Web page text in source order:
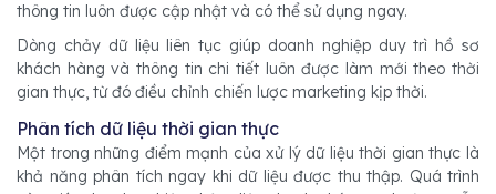
thông tin luôn được cập nhật và có thể sử dụng ngay.
Dòng chảy dữ liệu liên tục giúp doanh nghiệp duy trì hồ sơ
khách hàng và thông tin chi tiết luôn được làm mới theo thời
gian thực, từ đó điều chỉnh chiến lược marketing kịp thời.
Phân tích dữ liệu thời gian thực
Một trong những điểm mạnh của xử lý dữ liệu thời gian thực là
khả năng phân tích ngay khi dữ liệu được thu thập. Quá trình